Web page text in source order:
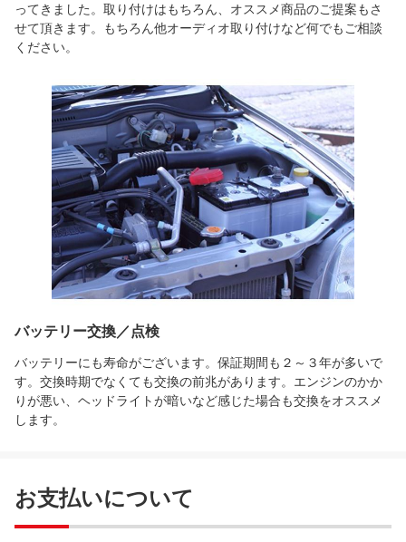
ってきました。取り付けはもちろん、オススメ商品のご提案もさ
せて頂きます。もちろん他オーディオ取り付けなど何でもご相談
ください。
バッテリー交換／点検
バッテリーにも寿命がございます。保証期間も２～３年が多いで
す。交換時期でなくても交換の前兆があります。エンジンのかか
りが悪い、ヘッドライトが暗いなど感じた場合も交換をオススメ
します。
お支払いについて